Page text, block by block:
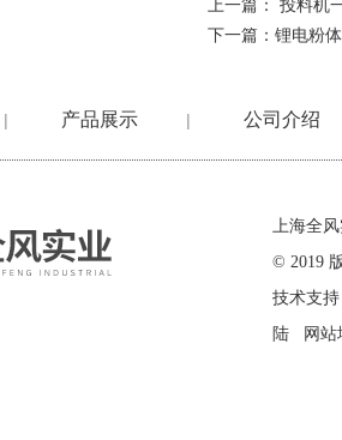
上一篇： 投料机
下一篇： 锂电粉
| 产品展示 | 公司介绍
上海全
© 2019
技术支
陆
网站